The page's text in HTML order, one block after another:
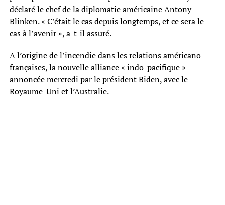
déclaré le chef de la diplomatie américaine Antony
Blinken. « C’était le cas depuis longtemps, et ce sera le
cas à l’avenir », a-t-il assuré.
A l’origine de l’incendie dans les relations américano-
françaises, la nouvelle alliance « indo-pacifique »
annoncée mercredi par le président Biden, avec le
Royaume-Uni et l’Australie.